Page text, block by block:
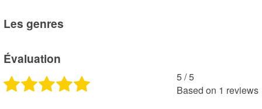
Les genres
Évaluation
5 /5
Based on 1 reviews